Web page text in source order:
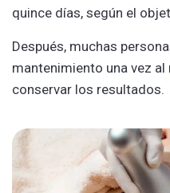
quince días, según el
Después, muchas
mantenimiento una vez
conservar los resultados.